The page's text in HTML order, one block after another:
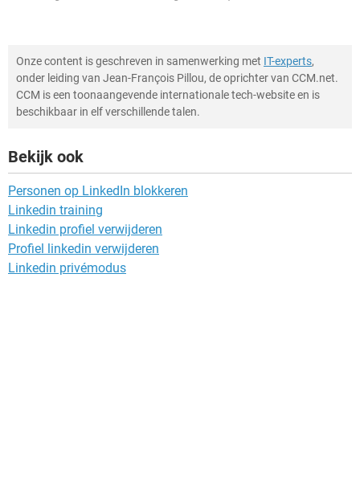
Onze content is geschreven in samenwerking met IT-experts,
onder leiding van Jean-François Pillou, de oprichter van CCM.net.
CCM is een toonaangevende internationale tech-website en is
beschikbaar in elf verschillende talen.
Bekijk ook
Personen op LinkedIn blokkeren
Linkedin training
Linkedin profiel verwijderen
Profiel linkedin verwijderen
Linkedin privémodus